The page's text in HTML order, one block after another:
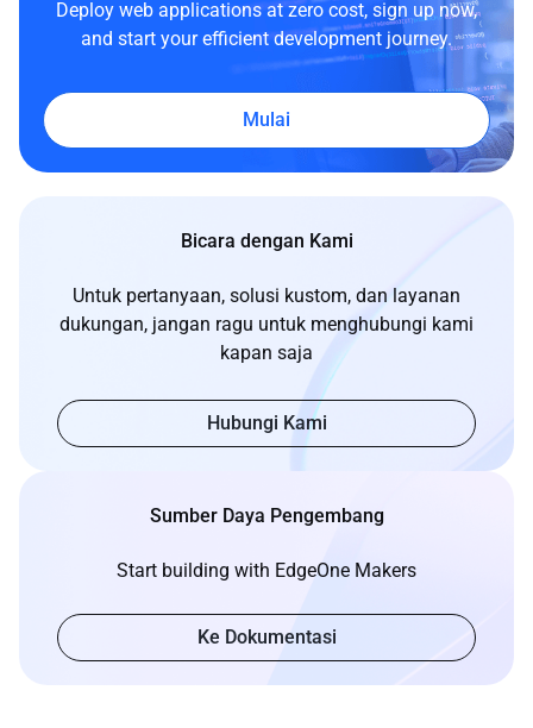
Deploy web applications at zero cost, sign up now,
and start your efficient development journey.
Mulai
Bicara dengan Kami
Untuk pertanyaan, solusi kustom, dan layanan
dukungan, jangan ragu untuk menghubungi kami
kapan saja
Hubungi Kami
Sumber Daya Pengembang
Start building with EdgeOne Makers
Ke Dokumentasi